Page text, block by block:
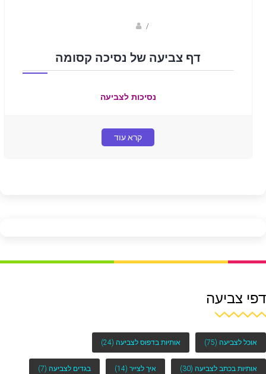
/
דף צביעה של נסיכה קסומה
נסיכות לצביעה
קרא עוד
דפי צביעה
אוכל לצביעה (75) אותיות בדפוס לצביעה (24)
אותיות בכתב לצביעה (30) איך לצייר (14) בגדים לצביעה (7)